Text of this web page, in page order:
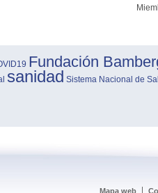
Fundación
sanidad Sistema Nacional de
Mapa web